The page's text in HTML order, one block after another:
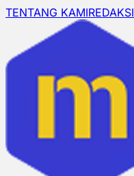
TENTANG KAMIREDAKSI